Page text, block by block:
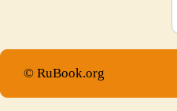
© RuBook.org